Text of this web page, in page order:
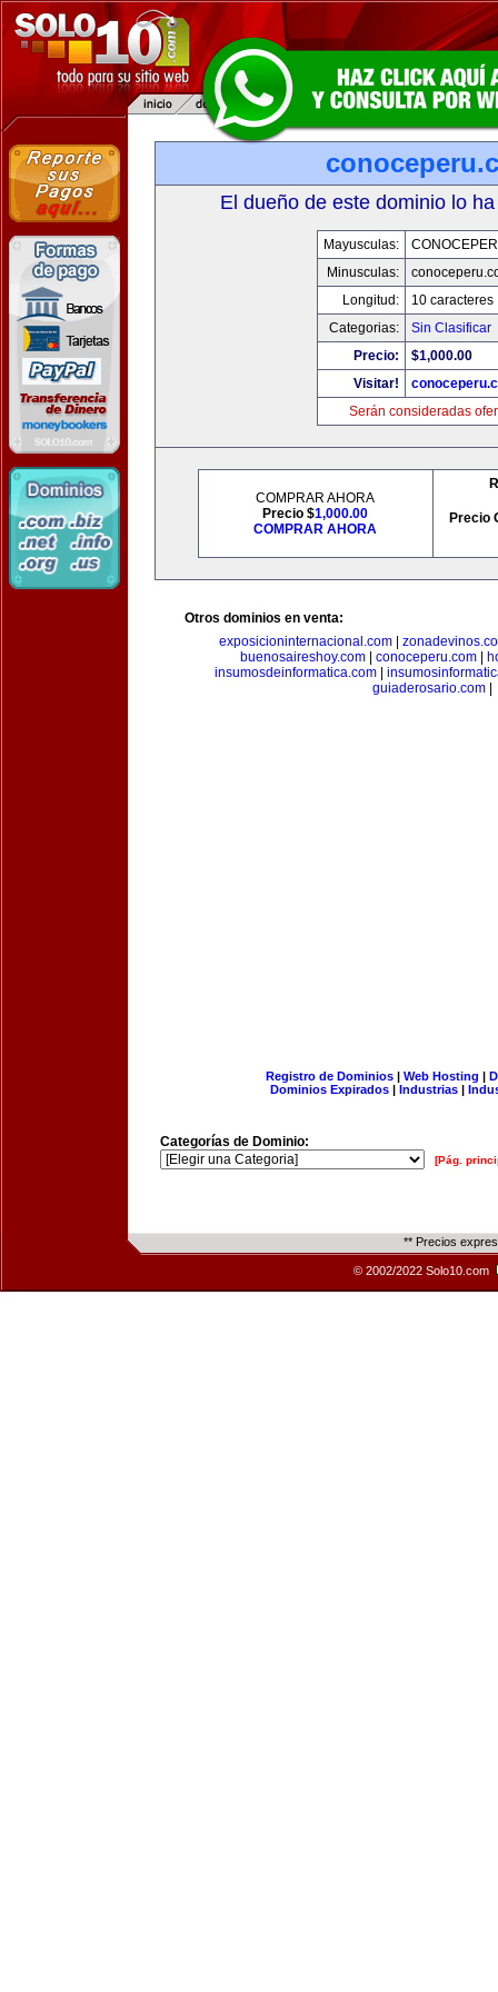
El dueño de este dominio lo
Mayusculas:
Minusculas:
Longitud:
10 caracteres
Categorias:
Sin Clasificar
Precio:
$1,000.00
Visitar!
Serán consideradas
COMPRAR AHORA
Precio $1,000.00
COMPRAR AHORA
Precio
Otros dominios en venta:
exposicioninternacional.com
buenosaireshoy.com| conoceperu.com|
insumosdeinformatica.com|
guiaderosario.com
Registro de Dominios| Web Hosting |
Dominios Expirados | Industrias |
Categorías de Dominio:
[Pág.
** Precios
© 2002/2022 Solo10.com